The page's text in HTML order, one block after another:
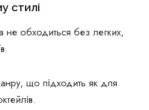
стилі
не обходиться без легких,
що підходить як для